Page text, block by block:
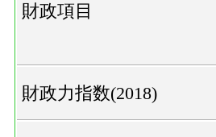
財政項目
財政力指数(2018)